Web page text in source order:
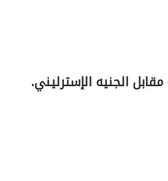
الجنيه الإسترليني.